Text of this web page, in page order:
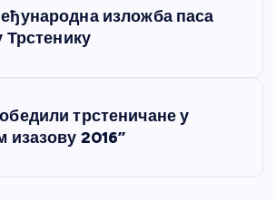
изложба паса
Трстенику
трстеничане у
изазову 2016”